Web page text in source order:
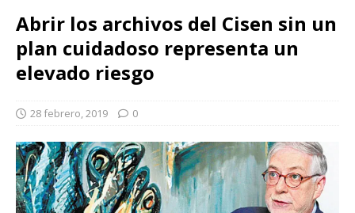
Abrir los archivos del Cisen sin un
plan cuidadoso representa un
elevado riesgo
28 febrero, 2019 0